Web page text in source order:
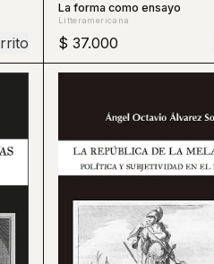
La forma como ensayo
Litteramericana
$ 37.000